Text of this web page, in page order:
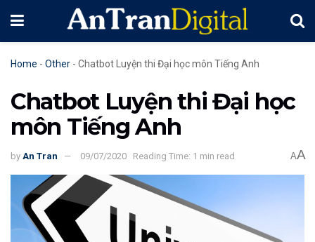
Home - Other - Chatbot Luyện thi Đại học môn Tiếng Anh
Chatbot Luyện thi Đại học
môn Tiếng Anh
by An Tran 09/07/2020 Reading Time: 1 min read AA